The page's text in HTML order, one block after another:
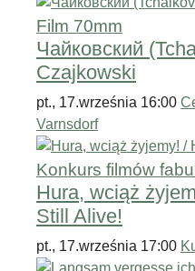
Film 70mm
Чайковский
Czajkowski
pt., 17.września 16:00
Varnsdorf
Konkurs filmów
Hura, wciąż
Still Alive!
pt., 17.września 17:00